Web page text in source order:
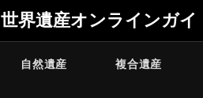
世界遺産オンラインガイ
自然遺産 複合遺産